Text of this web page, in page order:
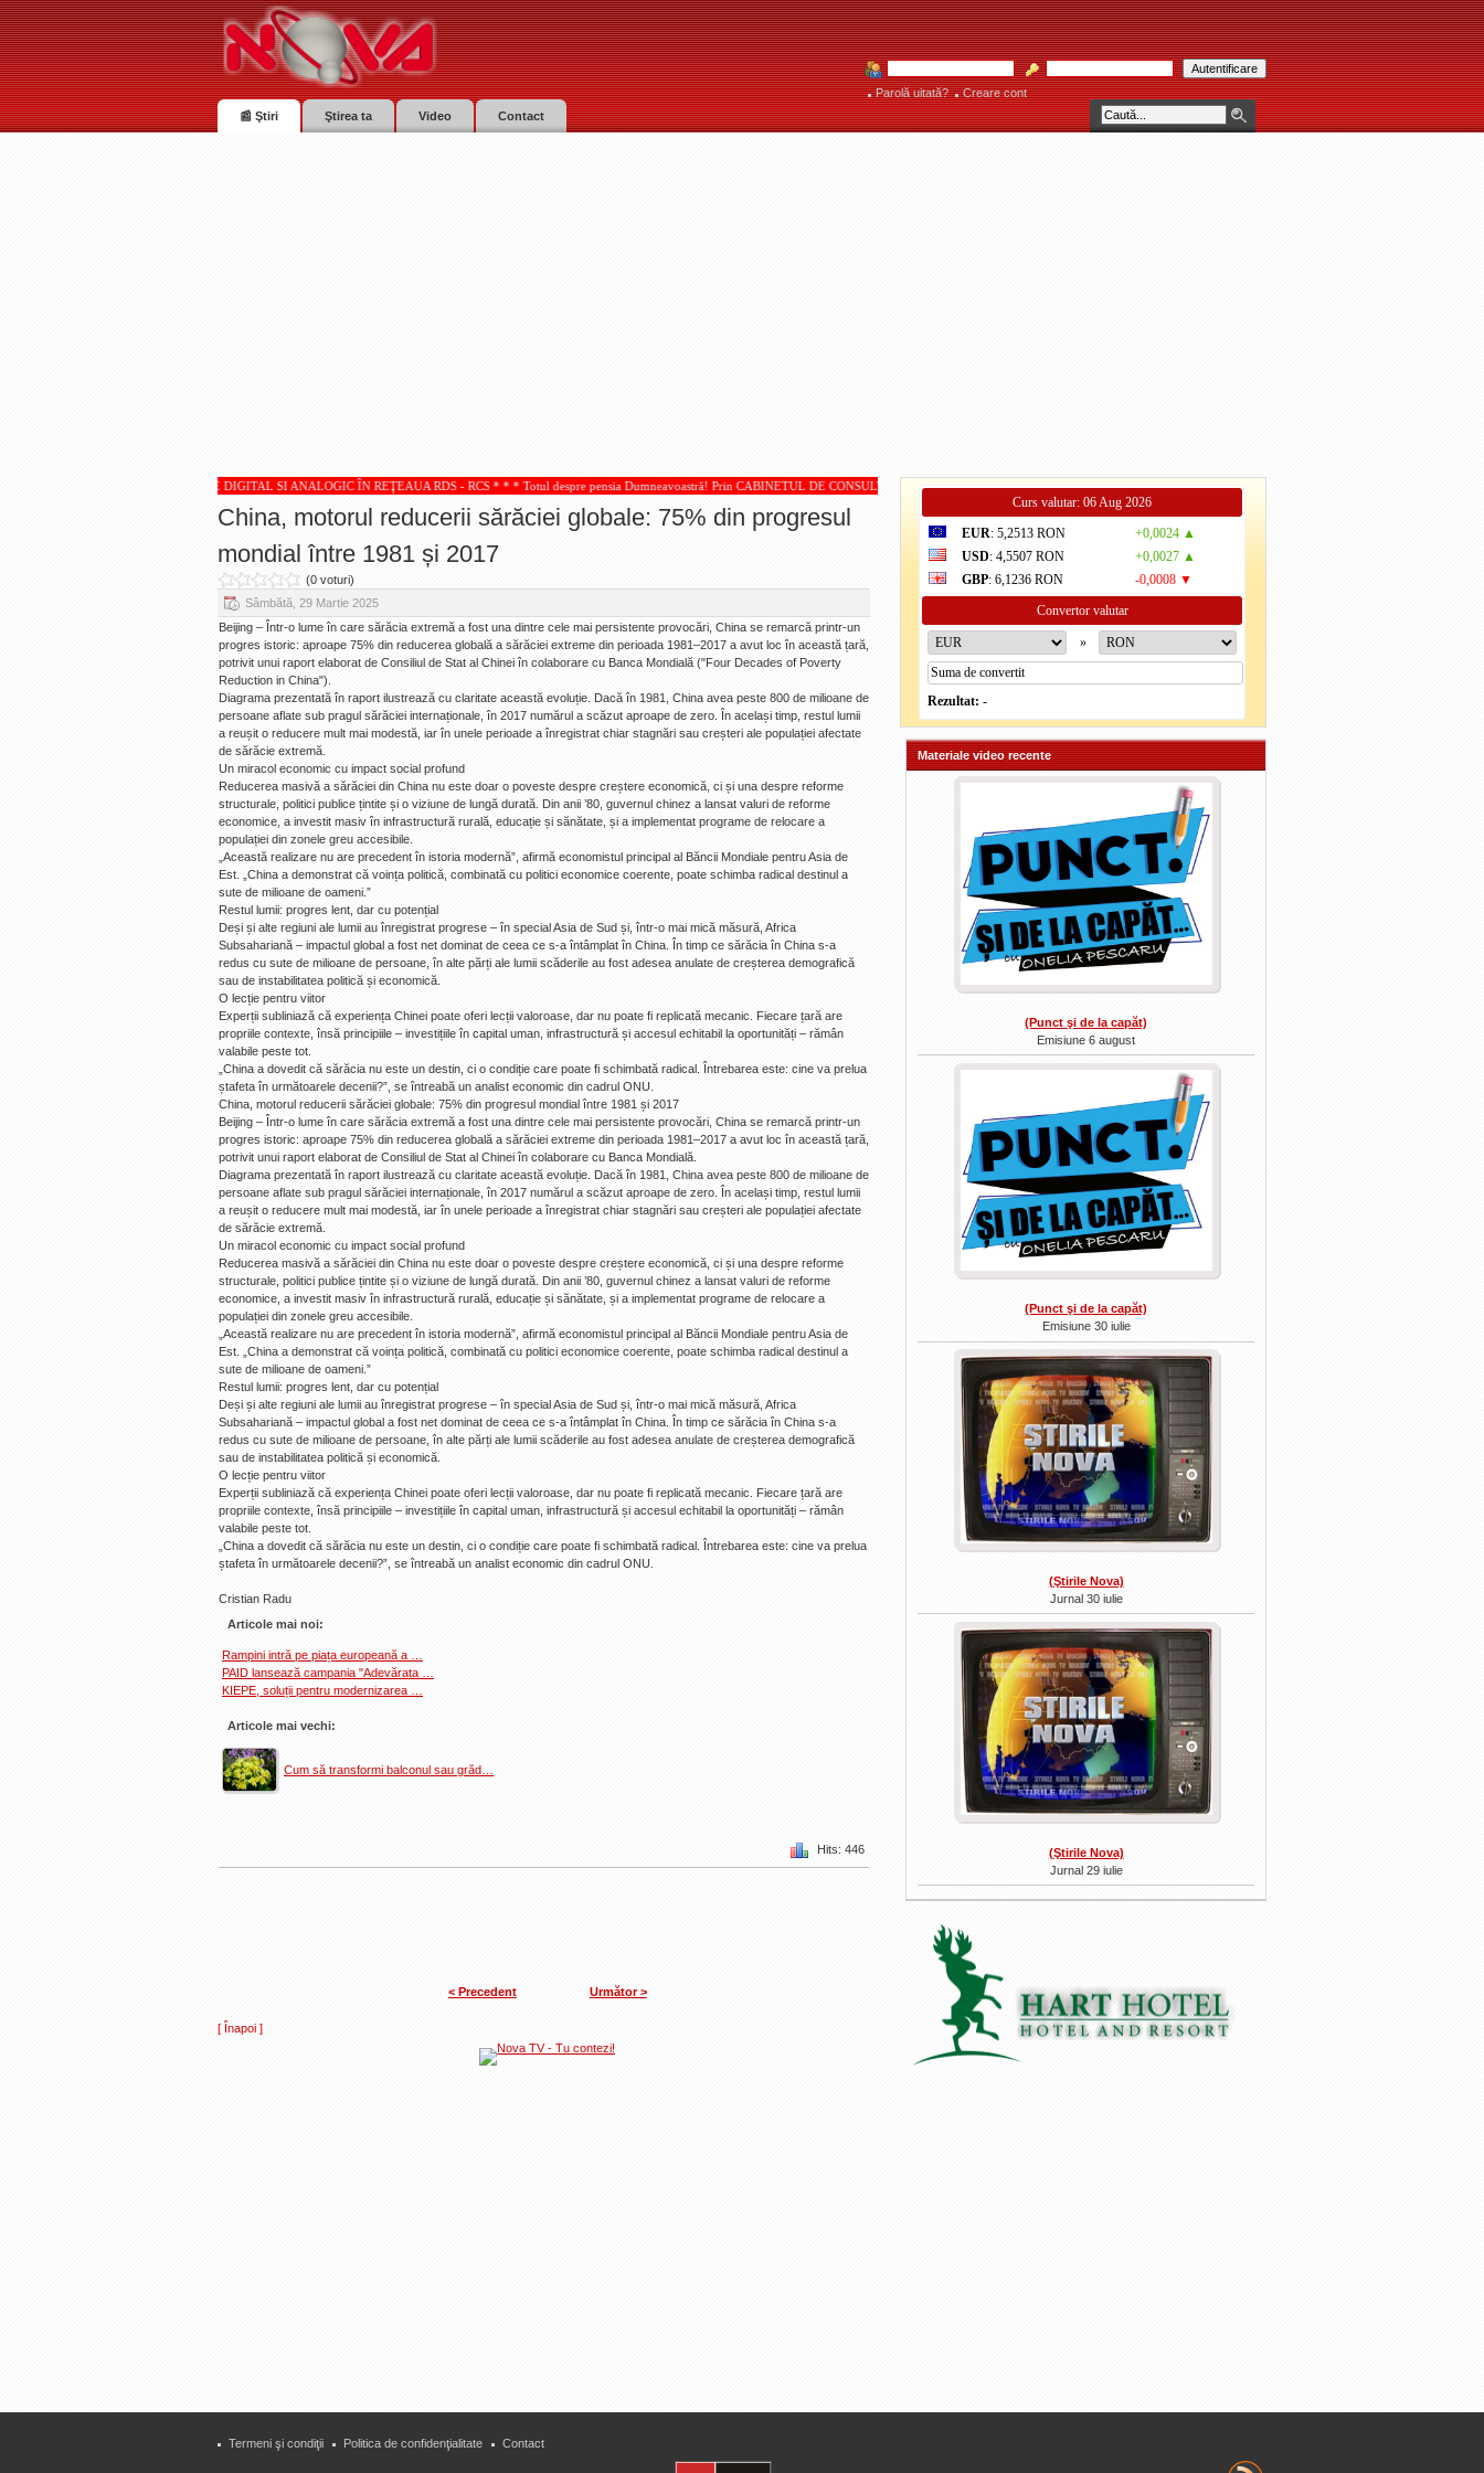
Parolă uitată?
Creare cont
📰 Ştiri
Ştirea ta Video Contact
TV SUNT RECEPŢIONATE DIGITAL SI ANALOGIC ÎN REŢEAUA RDS - RCS * * * Totul despre pensia Dumneavoastră! Prin CABINETUL DE CONSULTANŢĂ PENSII, acordate de IOAN PAMPARĂU! * * * Consultaţiile se acordă individual pe bază de programare telefonică
China, motorul reducerii sărăciei globale: 75% din progresul
mondial între 1981 și 2017
(0 voturi)
Sâmbătă, 29 Martie 2025
Beijing – Într-o lume în care sărăcia extremă a fost una dintre cele mai persistente provocări, China se remarcă printr-un
progres istoric: aproape 75% din reducerea globală a sărăciei extreme din perioada 1981–2017 a avut loc în această țară,
potrivit unui raport elaborat de Consiliul de Stat al Chinei în colaborare cu Banca Mondială ("Four Decades of Poverty
Reduction in China").
Diagrama prezentată în raport ilustrează cu claritate această evoluție. Dacă în 1981, China avea peste 800 de milioane de
persoane aflate sub pragul sărăciei internaționale, în 2017 numărul a scăzut aproape de zero. În același timp, restul lumii
a reușit o reducere mult mai modestă, iar în unele perioade a înregistrat chiar stagnări sau creșteri ale populației afectate
de sărăcie extremă.
Un miracol economic cu impact social profund
Reducerea masivă a sărăciei din China nu este doar o poveste despre creștere economică, ci și una despre reforme
structurale, politici publice țintite și o viziune de lungă durată. Din anii ’80, guvernul chinez a lansat valuri de reforme
economice, a investit masiv în infrastructură rurală, educație și sănătate, și a implementat programe de relocare a
populației din zonele greu accesibile.
„Această realizare nu are precedent în istoria modernă”, afirmă economistul principal al Băncii Mondiale pentru Asia de
Est. „China a demonstrat că voința politică, combinată cu politici economice coerente, poate schimba radical destinul a
sute de milioane de oameni.”
Restul lumii: progres lent, dar cu potențial
Deși și alte regiuni ale lumii au înregistrat progrese – în special Asia de Sud și, într-o mai mică măsură, Africa
Subsahariană – impactul global a fost net dominat de ceea ce s-a întâmplat în China. În timp ce sărăcia în China s-a
redus cu sute de milioane de persoane, în alte părți ale lumii scăderile au fost adesea anulate de creșterea demografică
sau de instabilitatea politică și economică.
O lecție pentru viitor
Experții subliniază că experiența Chinei poate oferi lecții valoroase, dar nu poate fi replicată mecanic. Fiecare țară are
propriile contexte, însă principiile – investițiile în capital uman, infrastructură și accesul echitabil la oportunități – rămân
valabile peste tot.
„China a dovedit că sărăcia nu este un destin, ci o condiție care poate fi schimbată radical. Întrebarea este: cine va prelua
ștafeta în următoarele decenii?”, se întreabă un analist economic din cadrul ONU.
China, motorul reducerii sărăciei globale: 75% din progresul mondial între 1981 și 2017
Beijing – Într-o lume în care sărăcia extremă a fost una dintre cele mai persistente provocări, China se remarcă printr-un
progres istoric: aproape 75% din reducerea globală a sărăciei extreme din perioada 1981–2017 a avut loc în această țară,
potrivit unui raport elaborat de Consiliul de Stat al Chinei în colaborare cu Banca Mondială.
Diagrama prezentată în raport ilustrează cu claritate această evoluție. Dacă în 1981, China avea peste 800 de milioane de
persoane aflate sub pragul sărăciei internaționale, în 2017 numărul a scăzut aproape de zero. În același timp, restul lumii
a reușit o reducere mult mai modestă, iar în unele perioade a înregistrat chiar stagnări sau creșteri ale populației afectate
de sărăcie extremă.
Un miracol economic cu impact social profund
Reducerea masivă a sărăciei din China nu este doar o poveste despre creștere economică, ci și una despre reforme
structurale, politici publice țintite și o viziune de lungă durată. Din anii ’80, guvernul chinez a lansat valuri de reforme
economice, a investit masiv în infrastructură rurală, educație și sănătate, și a implementat programe de relocare a
populației din zonele greu accesibile.
„Această realizare nu are precedent în istoria modernă”, afirmă economistul principal al Băncii Mondiale pentru Asia de
Est. „China a demonstrat că voința politică, combinată cu politici economice coerente, poate schimba radical destinul a
sute de milioane de oameni.”
Restul lumii: progres lent, dar cu potențial
Deși și alte regiuni ale lumii au înregistrat progrese – în special Asia de Sud și, într-o mai mică măsură, Africa
Subsahariană – impactul global a fost net dominat de ceea ce s-a întâmplat în China. În timp ce sărăcia în China s-a
redus cu sute de milioane de persoane, în alte părți ale lumii scăderile au fost adesea anulate de creșterea demografică
sau de instabilitatea politică și economică.
O lecție pentru viitor
Experții subliniază că experiența Chinei poate oferi lecții valoroase, dar nu poate fi replicată mecanic. Fiecare țară are
propriile contexte, însă principiile – investițiile în capital uman, infrastructură și accesul echitabil la oportunități – rămân
valabile peste tot.
„China a dovedit că sărăcia nu este un destin, ci o condiție care poate fi schimbată radical. Întrebarea este: cine va prelua
ștafeta în următoarele decenii?”, se întreabă un analist economic din cadrul ONU.
Cristian Radu
Articole mai noi:
Rampini intră pe piața europeană a …
PAID lansează campania "Adevărata …
KIEPE, soluții pentru modernizarea …
Articole mai vechi:
Cum să transformi balconul sau grăd…
Hits: 446
< Precedent Următor >
[ Înapoi ]
Curs valutar: 06 Aug 2026
EUR: 5,2513 RON
+0,0024 ▲
USD: 4,5507 RON
+0,0027 ▲
GBP: 6,1236 RON
-0,0008 ▼
Convertor valutar
»
Rezultat: -
Materiale video recente
(Punct şi de la capăt)
Emisiune 6 august
(Punct şi de la capăt)
Emisiune 30 iulie
(Ştirile Nova)
Jurnal 30 iulie
(Ştirile Nova)
Jurnal 29 iulie
Termeni şi condiţii Politica de confidenţialitate Contact